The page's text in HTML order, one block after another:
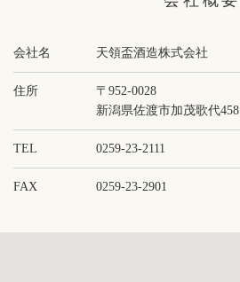
会社名 天領盃酒造株式会社
住所
〒952-0028
新潟県佐渡市加茂歌代458
TEL 0259-23-2111
FAX 0259-23-2901